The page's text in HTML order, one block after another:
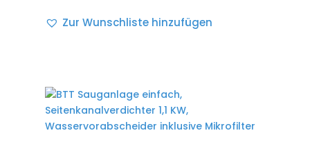
Zur Wunschliste hinzufügen